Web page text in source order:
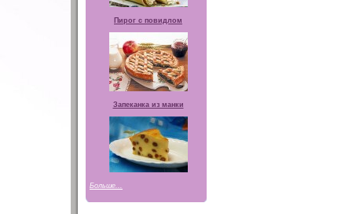
Пирог с повидлом
Запеканка из манки
Больше...